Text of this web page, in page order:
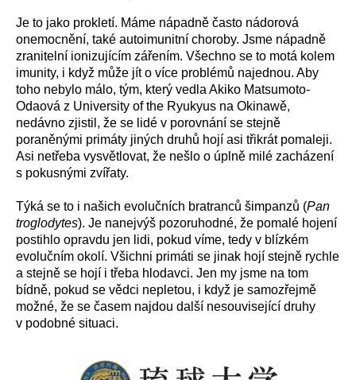
Je to jako prokletí. Máme nápadně často nádorová
onemocnění, také autoimunitní choroby. Jsme nápadně
zranitelní ionizujícím zářením. Všechno se to motá kolem
imunity, i když může jít o více problémů najednou. Aby
toho nebylo málo, tým, který vedla Akiko Matsumoto-
Odaová z University of the Ryukyus na Okinawě,
nedávno zjistil, že se lidé v porovnání se stejně
poraněnými primáty jiných druhů hojí asi třikrát pomaleji.
Asi netřeba vysvětlovat, že nešlo o úplně milé zacházení
s pokusnými zvířaty.
Týká se to i našich evolučních bratranců šimpanzů (Pan
troglodytes). Je nanejvýš pozoruhodné, že pomalé hojení
postihlo opravdu jen lidi, pokud víme, tedy v blízkém
evolučním okolí. Všichni primáti se jinak hojí stejně rychle
a stejně se hojí i třeba hlodavci. Jen my jsme na tom
bídně, pokud se vědci nepletou, i když je samozřejmě
možné, že se časem najdou další nesouvisející druhy
v podobné situaci.